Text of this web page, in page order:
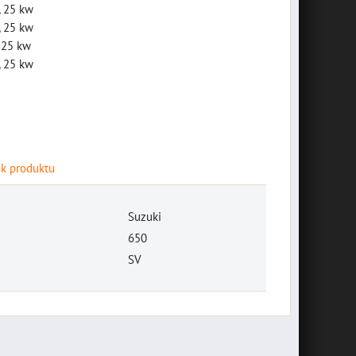
25 kw
25 kw
kw
25 kw
produktu
Suzuki
650
SV